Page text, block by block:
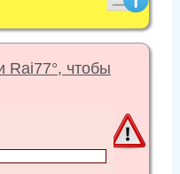
Rai77°, чтобы